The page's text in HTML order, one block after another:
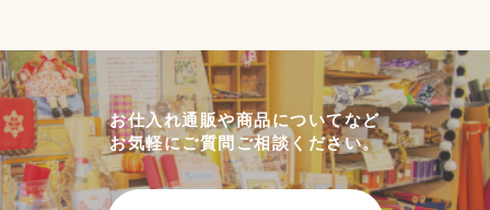
お仕入れ通販や商品についてなど
お気軽にご質問ご相談ください。